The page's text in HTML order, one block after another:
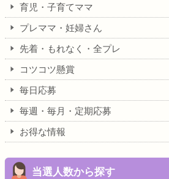
育児・子育てママ
プレママ・妊婦さん
先着・もれなく・全プレ
コツコツ懸賞
毎日応募
毎週・毎月・定期応募
お得な情報
当選人数から探す